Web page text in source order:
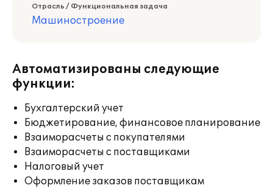
Отрасль / Функциональная задача
Машиностроение
Автоматизированы следующие
функции:
Бухгалтерский учет
Бюджетирование, финансовое планирование
Взаиморасчеты с покупателями
Взаиморасчеты с поставщиками
Налоговый учет
Оформление заказов поставщикам